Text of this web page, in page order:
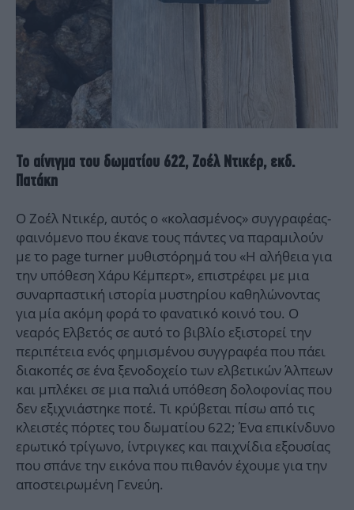
Το αίνιγμα του δωματίου 622, Ζοέλ Ντικέρ, εκδ.
Πατάκη
Ο Ζοέλ Ντικέρ, αυτός ο «κολασμένος» συγγραφέας-
φαινόμενο που έκανε τους πάντες να παραμιλούν
με το page turner μυθιστόρημά του «Η αλήθεια για
την υπόθεση Χάρυ Κέμπερτ», επιστρέφει με μια
συναρπαστική ιστορία μυστηρίου καθηλώνοντας
για μία ακόμη φορά το φανατικό κοινό του. Ο
νεαρός Ελβετός σε αυτό το βιβλίο εξιστορεί την
περιπέτεια ενός φημισμένου συγγραφέα που πάει
διακοπές σε ένα ξενοδοχείο των ελβετικών Άλπεων
και μπλέκει σε μια παλιά υπόθεση δολοφονίας που
δεν εξιχνιάστηκε ποτέ. Τι κρύβεται πίσω από τις
κλειστές πόρτες του δωματίου 622; Ένα επικίνδυνο
ερωτικό τρίγωνο, ίντριγκες και παιχνίδια εξουσίας
που σπάνε την εικόνα που πιθανόν έχουμε για την
αποστειρωμένη Γενεύη.